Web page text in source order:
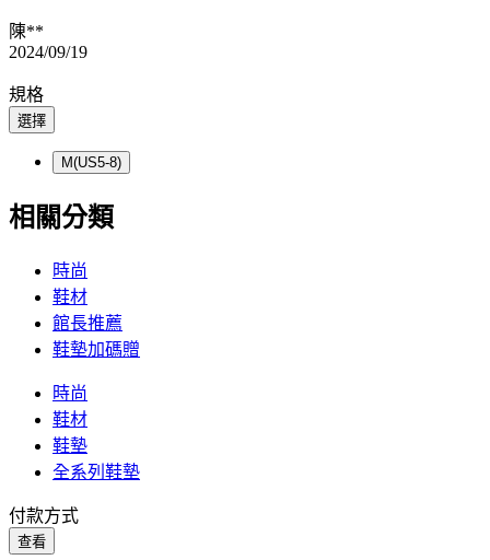
陳**
2024/09/19
規格
選擇
M(US5-8)
相關分類
時尚
鞋材
館長推薦
鞋墊加碼贈
時尚
鞋材
鞋墊
全系列鞋墊
付款方式
查看